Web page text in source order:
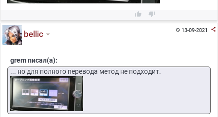
 
13-09-2021 
bellic
grem писал(а):
... но для полного перевода метод не подходит.